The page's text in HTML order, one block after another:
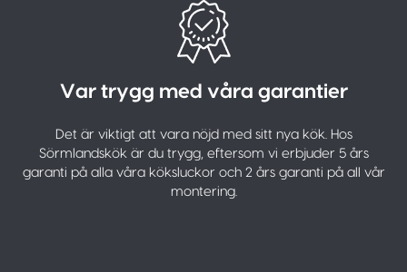
Var trygg med våra garantier
Det är viktigt att vara nöjd med sitt nya kök. Hos
Sörmlandskök är du trygg, eftersom vi erbjuder 5 års
garanti på alla våra köksluckor och 2 års garanti på all vår
montering.